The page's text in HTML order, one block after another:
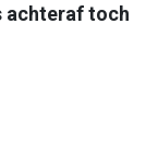
achteraf toch